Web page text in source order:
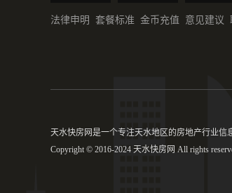
法律申明 套餐标准 金币充值 意见建议
天水快房网是一个专注天水地区的房地产行业信
Copyright © 2016-2024 天水快房网 All rights